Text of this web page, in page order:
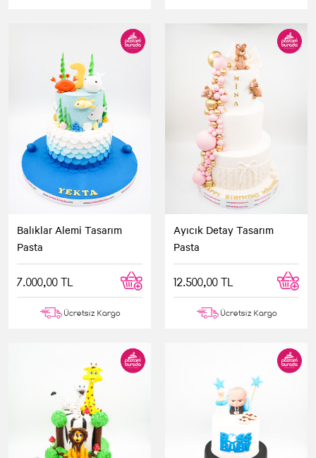
Balıklar Alemi Tasarım
Pasta
7.000,00 TL
Ücretsiz Kargo
Ayıcık Detay Tasarım
Pasta
12.500,00 TL
Ücretsiz Kargo